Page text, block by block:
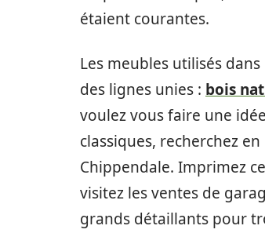
étaient courantes.
Les meubles utilisés
des lignes unies : bois
voulez vous faire une
classiques, recherchez
Chippendale. Imprimez
visitez les ventes de
grands détaillants pour